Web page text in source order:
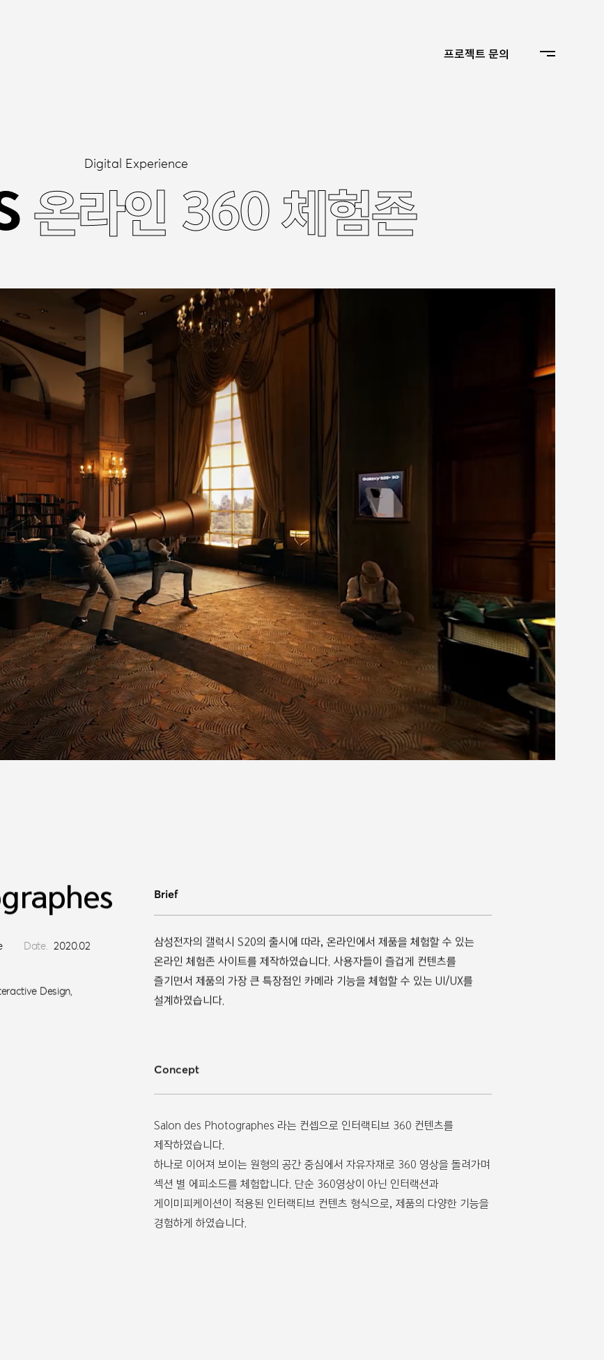
프로젝트 문의
Digital Experience
온라인 360 체험존
Date. 2020.02
Design,
Brief
온라인 체험존 사이트를 제작하였습니다. 사용자들이 즐겁게 컨텐츠를
즐기면서 제품의 가장 큰 특장점인 카메라 기능을 체험할 수 있는 UI/UX를
설계하였습니다.
Salon des Photographes 라는 컨셉으로 인터랙티브 360 컨텐츠를
제작하였습니다.
하나로 이어져 보이는 원형의 공간 중심에서 자유자재로 360 영상을 돌려가며
섹션 별 에피소드를 체험합니다. 단순 360영상이 아닌 인터랙션과
게이미피케이션이 적용된 인터랙티브 컨텐츠 형식으로, 제품의 다양한 기능을
경험하게 하였습니다.